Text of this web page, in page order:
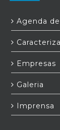
Agenda
Empresas
Galeria
Imprensa